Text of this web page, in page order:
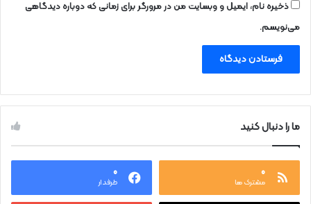
ذخیره نام، ایمیل و وبسایت من در مرورگر برای زمانی که دوباره دیدگاهی
می‌نویسم.
ما را دنبال کنید
۰
مشترک ها
۰
طرفدار